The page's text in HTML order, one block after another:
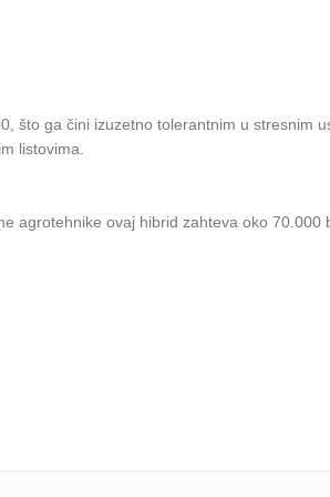
što ga čini izuzetno tolerantnim u stresnim
listovima.
agrotehnike ovaj hibrid zahteva oko 70.000